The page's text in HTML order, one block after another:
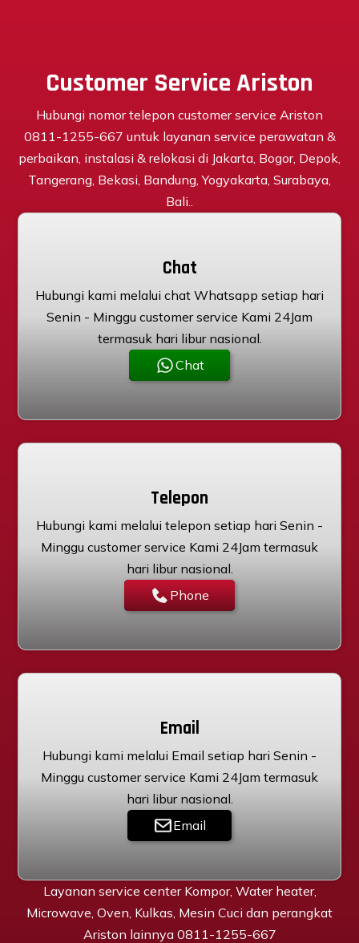
Customer Service Ariston
Hubungi nomor telepon customer service Ariston
0811-1255-667 untuk layanan service perawatan &
perbaikan, instalasi & relokasi di Jakarta, Bogor, Depok,
Tangerang, Bekasi, Bandung, Yogyakarta, Surabaya,
Bali..
Chat
Hubungi kami melalui chat Whatsapp setiap hari
Senin - Minggu customer service Kami 24Jam
termasuk hari libur nasional.
Chat
Telepon
Hubungi kami melalui telepon setiap hari Senin -
Minggu customer service Kami 24Jam termasuk
hari libur nasional.
Phone
Email
Hubungi kami melalui Email setiap hari Senin -
Minggu customer service Kami 24Jam termasuk
hari libur nasional.
Email
Layanan service center Kompor, Water heater,
Microwave, Oven, Kulkas, Mesin Cuci dan perangkat
Ariston lainnya 0811-1255-667